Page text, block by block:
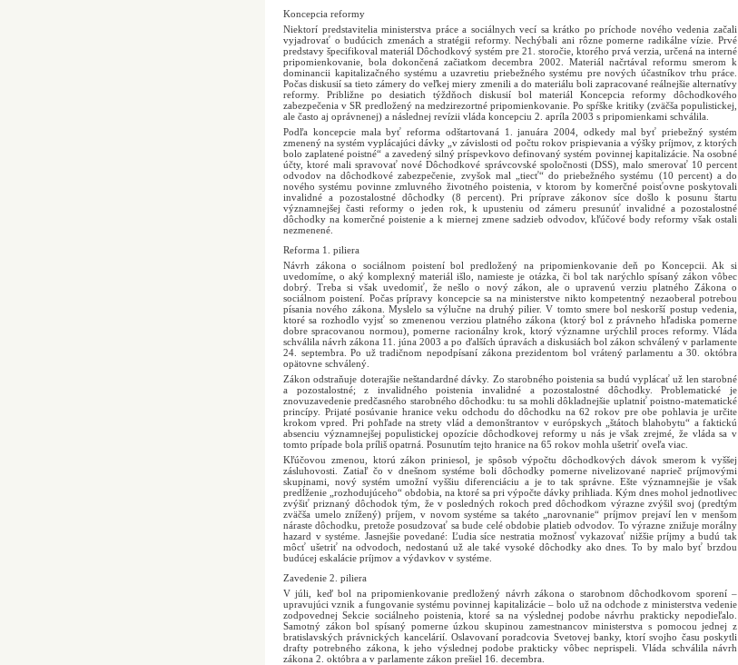
Koncepcia reformy
Niektorí predstavitelia ministerstva práce a sociálnych vecí sa krátko po príchode nového vedenia začali
vyjadrovať o budúcich zmenách a stratégii reformy. Nechýbali ani rôzne pomerne radikálne vízie. Prvé
predstavy špecifikoval materiál Dôchodkový systém pre 21. storočie, ktorého prvá verzia, určená na interné
pripomienkovanie, bola dokončená začiatkom decembra 2002. Materiál načrtával reformu smerom k
dominancii kapitalizačného systému a uzavretiu priebežného systému pre nových účastníkov trhu práce.
Počas diskusií sa tieto zámery do veľkej miery zmenili a do materiálu boli zapracované reálnejšie alternatívy
reformy. Približne po desiatich týždňoch diskusií bol materiál Koncepcia reformy dôchodkového
zabezpečenia v SR predložený na medzirezortné pripomienkovanie. Po spŕške kritiky (zväčša populistickej,
ale často aj oprávnenej) a následnej revízii vláda koncepciu 2. apríla 2003 s pripomienkami schválila.
Podľa koncepcie mala byť reforma odštartovaná 1. januára 2004, odkedy mal byť priebežný systém
zmenený na systém vyplácajúci dávky „v závislosti od počtu rokov prispievania a výšky príjmov, z ktorých
bolo zaplatené poistné“ a zavedený silný príspevkovo definovaný systém povinnej kapitalizácie. Na osobné
účty, ktoré mali spravovať nové Dôchodkové správcovské spoločnosti (DSS), malo smerovať 10 percent
odvodov na dôchodkové zabezpečenie, zvyšok mal „tiecť“ do priebežného systému (10 percent) a do
nového systému povinne zmluvného životného poistenia, v ktorom by komerčné poisťovne poskytovali
invalidné a pozostalostné dôchodky (8 percent). Pri príprave zákonov síce došlo k posunu štartu
významnejšej časti reformy o jeden rok, k upusteniu od zámeru presunúť invalidné a pozostalostné
dôchodky na komerčné poistenie a k miernej zmene sadzieb odvodov, kľúčové body reformy však ostali
nezmenené.
Reforma 1. piliera
Návrh zákona o sociálnom poistení bol predložený na pripomienkovanie deň po Koncepcii. Ak si
uvedomíme, o aký komplexný materiál išlo, namieste je otázka, či bol tak narýchlo spísaný zákon vôbec
dobrý. Treba si však uvedomiť, že nešlo o nový zákon, ale o upravenú verziu platného Zákona o
sociálnom poistení. Počas prípravy koncepcie sa na ministerstve nikto kompetentný nezaoberal potrebou
písania nového zákona. Myslelo sa výlučne na druhý pilier. V tomto smere bol neskorší postup vedenia,
ktoré sa rozhodlo vyjsť so zmenenou verziou platného zákona (ktorý bol z právneho hľadiska pomerne
dobre spracovanou normou), pomerne racionálny krok, ktorý významne urýchlil proces reformy. Vláda
schválila návrh zákona 11. júna 2003 a po ďalších úpravách a diskusiách bol zákon schválený v parlamente
24. septembra. Po už tradičnom nepodpísaní zákona prezidentom bol vrátený parlamentu a 30. októbra
opätovne schválený.
Zákon odstraňuje doterajšie neštandardné dávky. Zo starobného poistenia sa budú vyplácať už len starobné
a pozostalostné; z invalidného poistenia invalidné a pozostalostné dôchodky. Problematické je
znovuzavedenie predčasného starobného dôchodku: tu sa mohli dôkladnejšie uplatniť poistno-matematické
princípy. Prijaté posúvanie hranice veku odchodu do dôchodku na 62 rokov pre obe pohlavia je určite
krokom vpred. Pri pohľade na strety vlád a demonštrantov v európskych „štátoch blahobytu“ a faktickú
absenciu významnejšej populistickej opozície dôchodkovej reformy u nás je však zrejmé, že vláda sa v
tomto prípade bola príliš opatrná. Posunutím tejto hranice na 65 rokov mohla ušetriť oveľa viac.
Kľúčovou zmenou, ktorú zákon priniesol, je spôsob výpočtu dôchodkových dávok smerom k vyššej
zásluhovosti. Zatiaľ čo v dnešnom systéme boli dôchodky pomerne nivelizované naprieč príjmovými
skupinami, nový systém umožní vyššiu diferenciáciu a je to tak správne. Ešte významnejšie je však
predĺženie „rozhodujúceho“ obdobia, na ktoré sa pri výpočte dávky prihliada. Kým dnes mohol jednotlivec
zvýšiť priznaný dôchodok tým, že v posledných rokoch pred dôchodkom výrazne zvýšil svoj (predtým
zväčša umelo znížený) príjem, v novom systéme sa takéto „narovnanie“ príjmov prejaví len v menšom
náraste dôchodku, pretože posudzovať sa bude celé obdobie platieb odvodov. To výrazne znižuje morálny
hazard v systéme. Jasnejšie povedané: Ľudia síce nestratia možnosť vykazovať nižšie príjmy a budú tak
môcť ušetriť na odvodoch, nedostanú už ale také vysoké dôchodky ako dnes. To by malo byť brzdou
budúcej eskalácie príjmov a výdavkov v systéme.
Zavedenie 2. piliera
V júli, keď bol na pripomienkovanie predložený návrh zákona o starobnom dôchodkovom sporení –
upravujúci vznik a fungovanie systému povinnej kapitalizácie – bolo už na odchode z ministerstva vedenie
zodpovednej Sekcie sociálneho poistenia, ktoré sa na výslednej podobe návrhu prakticky nepodieľalo.
Samotný zákon bol spísaný pomerne úzkou skupinou zamestnancov ministerstva s pomocou jednej z
bratislavských právnických kancelárií. Oslavovaní poradcovia Svetovej banky, ktorí svojho času poskytli
drafty potrebného zákona, k jeho výslednej podobe prakticky vôbec neprispeli. Vláda schválila návrh
zákona 2. októbra a v parlamente zákon prešiel 16. decembra.